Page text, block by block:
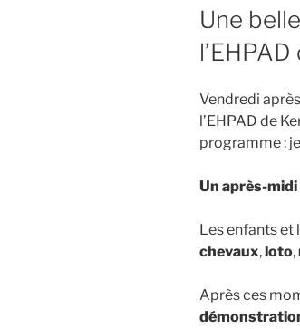
LE
Une
Vendredi
l’EHPAD de
programme :
Un après-
Les enfants et
chevaux, loto,
Après ces